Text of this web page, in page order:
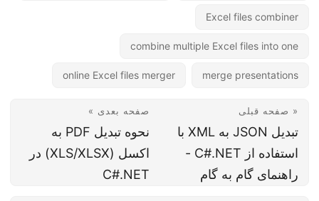
Excel files combiner
combine multiple Excel files into one
merge presentations
online Excel files merger
« صفحه قبلی
تبدیل JSON به XML با
استفاده از C#.NET -
راهنمای گام به گام
صفحه بعدی »
نحوه تبدیل PDF به
اکسل (XLS/XLSX) در
C#.NET